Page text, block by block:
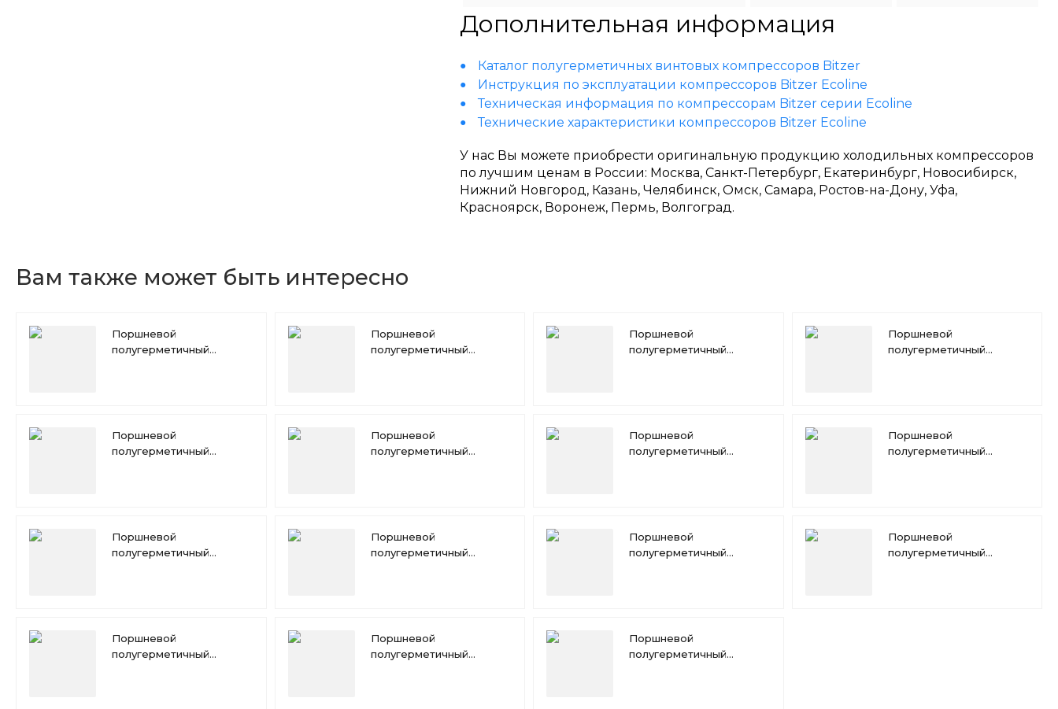
Дополнительная информация
Каталог полугерметичных винтовых компрессоров Bitzer
Инструкция по эксплуатации компрессоров Bitzer Ecoline
Техническая информация по компрессорам Bitzer серии Ecoline
Технические характеристики компрессоров Bitzer Ecoline
У нас Вы можете приобрести оригинальную продукцию холодильных компрессоров
по лучшим ценам в России: Москва, Санкт-Петербург, Екатеринбург, Новосибирск,
Нижний Новгород, Казань, Челябинск, Омск, Самара, Ростов-на-Дону, Уфа,
Красноярск, Воронеж, Пермь, Волгоград.
Вам также может быть интересно
Поршневой
полугерметичный
Поршневой
полугерметичный
Поршневой
полугерметичный
Поршневой
полугерметичный
Поршневой
полугерметичный
Поршневой
полугерметичный
Поршневой
полугерметичный
Поршневой
полугерметичный
Поршневой
полугерметичный
Поршневой
полугерметичный
Поршневой
полугерметичный
Поршневой
полугерметичный
Поршневой
полугерметичный
Поршневой
полугерметичный
Поршневой
полугерметичный